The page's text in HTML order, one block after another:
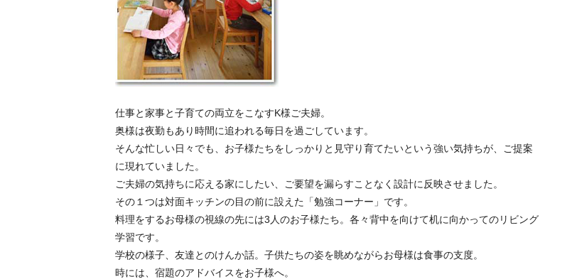
仕事と家事と子育ての両立をこなすK様ご夫婦。
奥様は夜勤もあり時間に追われる毎日を過ごしています。
そんな忙しい日々でも、お子様たちをしっかりと見守り育てたいという強い気持ちが、ご提案
に現れていました。
ご夫婦の気持ちに応える家にしたい、ご要望を漏らすことなく設計に反映させました。
その１つは対面キッチンの目の前に設えた「勉強コーナー」です。
料理をするお母様の視線の先には3人のお子様たち。各々背中を向けて机に向かってのリビング
学習です。
学校の様子、友達とのけんか話。子供たちの姿を眺めながらお母様は食事の支度。
時には、宿題のアドバイスをお子様へ。